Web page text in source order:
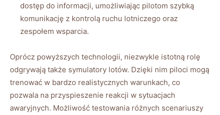
dostęp do informacji,​ umożliwiając​ pilotom szybką
komunikację z‍ kontrolą ruchu lotniczego oraz
⁤zespołem wsparcia.
Oprócz powyższych technologii, niezwykle istotną rolę
odgrywają⁤ także symulatory lotów. Dzięki nim piloci mogą
trenować w bardzo realistycznych warunkach, co
pozwala na przyspieszenie reakcji​ w sytuacjach
awaryjnych.⁣ Możliwość testowania różnych scenariuszy